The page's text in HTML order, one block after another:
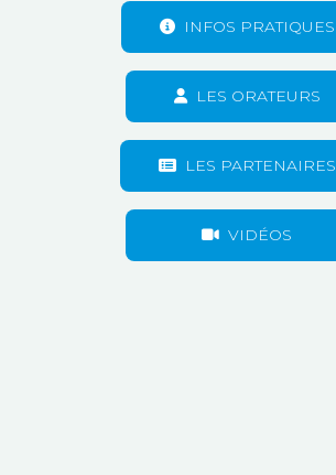
INFOS PRATIQUES
LES ORATEURS
LES PARTENAIRES
VIDÉOS